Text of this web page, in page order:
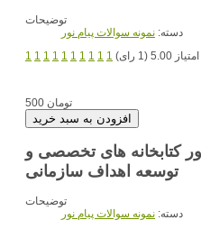
توضیحات
دسته: نمونه سوالات پیام نور
1 1 1 1 1 1 1 1 1 1
امتیاز 5.00 (1 رای)
500 تومان
کتابخانه های تخصصی و
توسعه اهداف سازمانی
توضیحات
دسته: نمونه سوالات پیام نور